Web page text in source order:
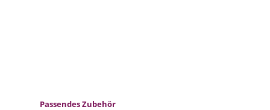
Produktgalerie überspringen
Passendes Zubehör